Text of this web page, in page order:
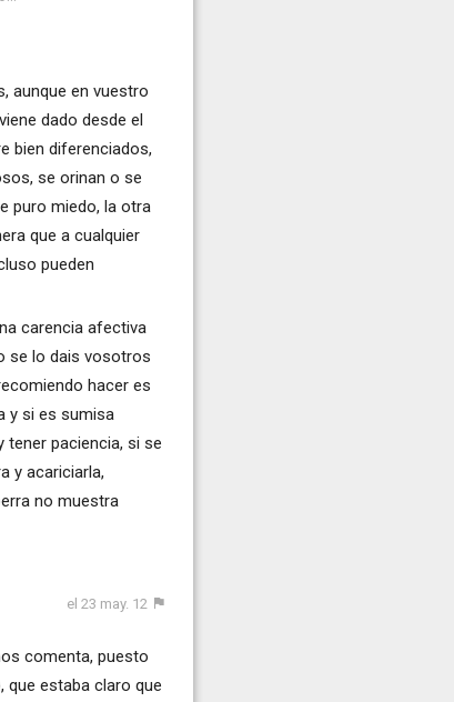
aunque en vuestro
dado desde el
bien diferenciados,
se orinan o se
puro miedo, la otra
que a cualquier
pueden
carencia afectiva
se lo dais vosotros
hacer es
y si es sumisa
paciencia, si se
y acariciarla,
no muestra
el 23 may. 12
comenta, puesto
que estaba claro que